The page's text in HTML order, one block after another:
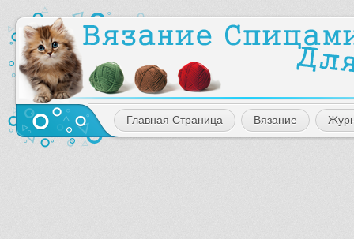
Главная Страница Вязание